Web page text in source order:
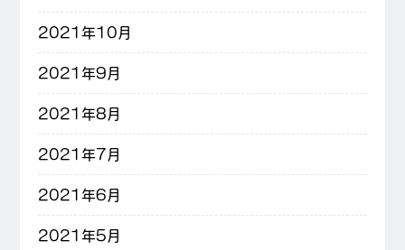
2021年10月
2021年9月
2021年8月
2021年7月
2021年6月
2021年5月